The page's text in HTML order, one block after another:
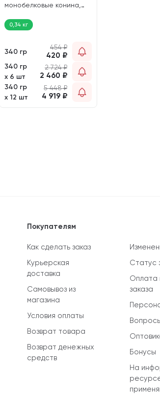
монобелковые конина,
0,34 кг
340 гр
454₽
420 ₽
340 гр
х 6 шт
2 724₽
2 460 ₽
340 гр
х 12 шт
5 448₽
4 919 ₽
Покупателям
Как сделать заказ
Курьерская
доставка
Самовывоз из
магазина
Условия оплаты
Возврат товара
Возврат денежных
средств
Статус
Оплата
заказа
Бонусы
На